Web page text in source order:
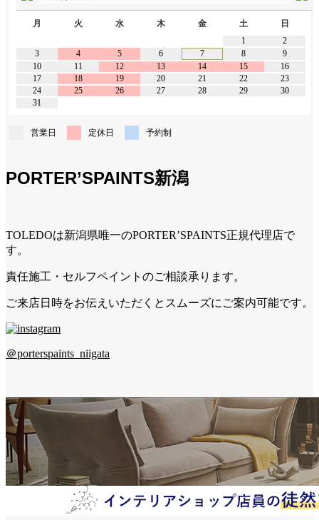
月 火 水 木 金 土
日
1
2
3
4 5 6 7 8
9
10
11 12 13 14 15
16
17
18 19 20 21 22
23
24
25 26 27 28 29
30
31
営業日 定休日 予約制
PORTER’SPAINTS新潟
TOLEDOは新潟県唯一のPORTER’SPAINTS正規代理店で
す。
責任施工・セルフペイントのご相談承ります。
ご来店日時をお伝えいただくとスムーズにご案内可能です。
＠porterspaints_niigata